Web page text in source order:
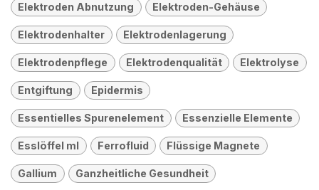
Elektroden Abnutzung Elektroden-Gehäuse
Elektrodenhalter Elektrodenlagerung
Elektrodenpflege Elektrodenqualität Elektrolyse
Entgiftung Epidermis
Essentielles Spurenelement Essenzielle Elemente
Esslöffel ml Ferrofluid Flüssige Magnete
Gallium Ganzheitliche Gesundheit